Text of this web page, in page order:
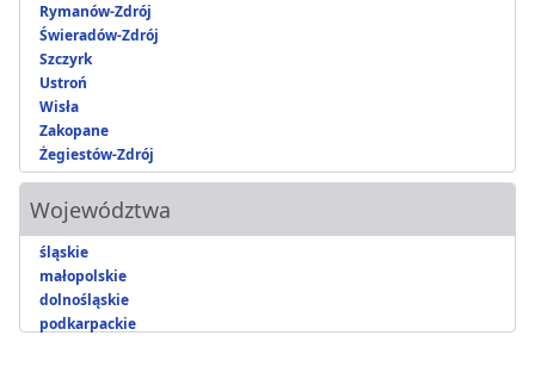
Rymanów-Zdrój
Świeradów-Zdrój
Szczyrk
Ustroń
Wisła
Zakopane
Żegiestów-Zdrój
Województwa
śląskie
małopolskie
dolnośląskie
podkarpackie